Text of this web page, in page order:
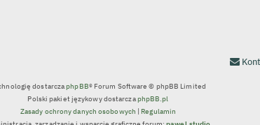
dostarczaphpBB® Forum Software © phpBB Limited
Polski pakiet językowy dostarczaphpBB.pl
Zasady ochrony danych osobowych
Regulamin